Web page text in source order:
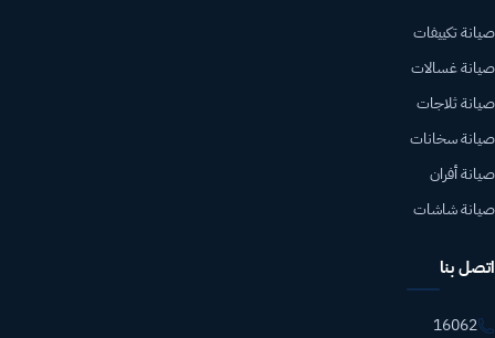
صيانة تكييفات
صيانة غسالات
صيانة ثلاجات
صيانة سخانات
صيانة أفران
صيانة شاشات
اتصل بنا
16062